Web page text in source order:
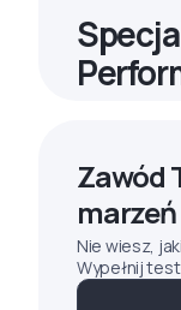
Zawód
marzeń
Nie wiesz,
Wypełnij